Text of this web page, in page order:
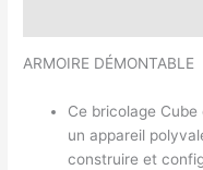
ARMOIRE DÉMONTABLE
Ce bricolage
un appareil
construire et